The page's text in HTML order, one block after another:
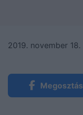
2019. november 18.
Megosztás